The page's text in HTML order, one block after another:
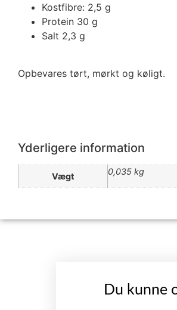
Kostfibre: 2,5 g
Protein 30 g
Salt 2,3 g
Opbevares tørt, mørkt og køligt.
Yderligere information
Vægt 0,035 kg
Du kunne